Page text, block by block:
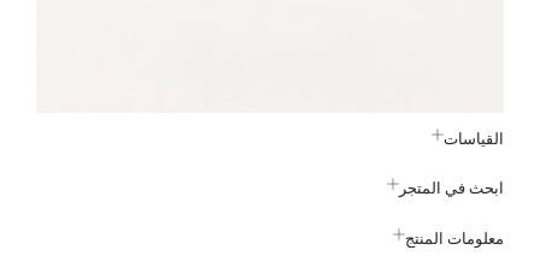
القياسات
ابحث في المتجر
معلومات المنتج